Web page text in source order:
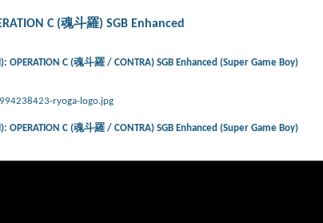
C (魂斗羅) SGB Enhanced
OPERATION C (魂斗羅 / CONTRA) SGB Enhanced (Super Game Boy)
ryoga-logo.jpg
OPERATION C (魂斗羅 / CONTRA) SGB Enhanced (Super Game Boy)